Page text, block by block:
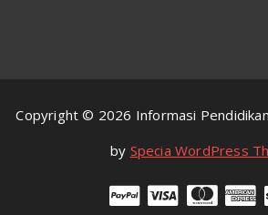
Copyright © 2026 Informasi
by Specia WordPress